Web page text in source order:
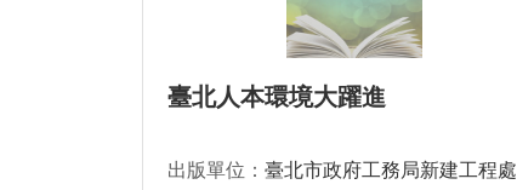
臺北人本環境大躍進
出版單位： 臺北市政府工務局新建工程處